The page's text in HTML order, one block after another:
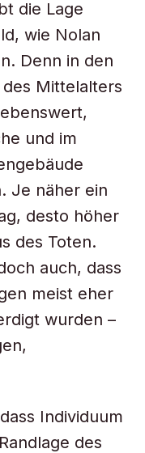
die Lage
wie Nolan
Denn in den
Mittelalters
und im
Je näher ein
desto höher
des Toten.
auch, dass
meist eher
wurden –
Individuum
des